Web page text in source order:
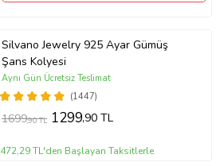
Silvano Jewelry 925 Ayar Gümüş
Şans Kolyesi
(1447)
Aynı Gün Ücretsiz Teslimat
1699,90 TL 1299,90 TL
472,29 TL'den Başlayan Taksitlerle